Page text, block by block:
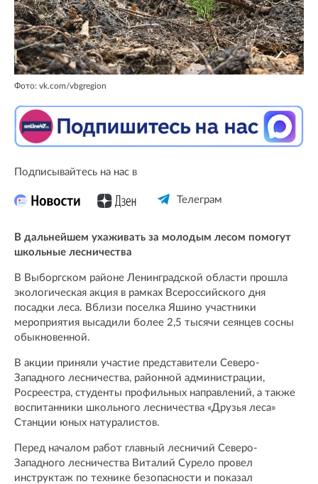
Фото: vk.com/vbgregion
Подписывайтесь на нас в
Телеграм
В дальнейшем ухаживать за молодым лесом помогут
школьные лесничества
В Выборгском районе Ленинградской области прошла
экологическая акция в рамках Всероссийского дня
посадки леса. Вблизи поселка Яшино участники
мероприятия высадили более 2,5 тысячи сеянцев сосны
обыкновенной.
В акции приняли участие представители Северо-
Западного лесничества, районной администрации,
Росреестра, студенты профильных направлений, а также
воспитанники школьного лесничества «Друзья леса»
Станции юных натуралистов.
Перед началом работ главный лесничий Северо-
Западного лесничества Виталий Сурело провел
инструктаж по технике безопасности и показал